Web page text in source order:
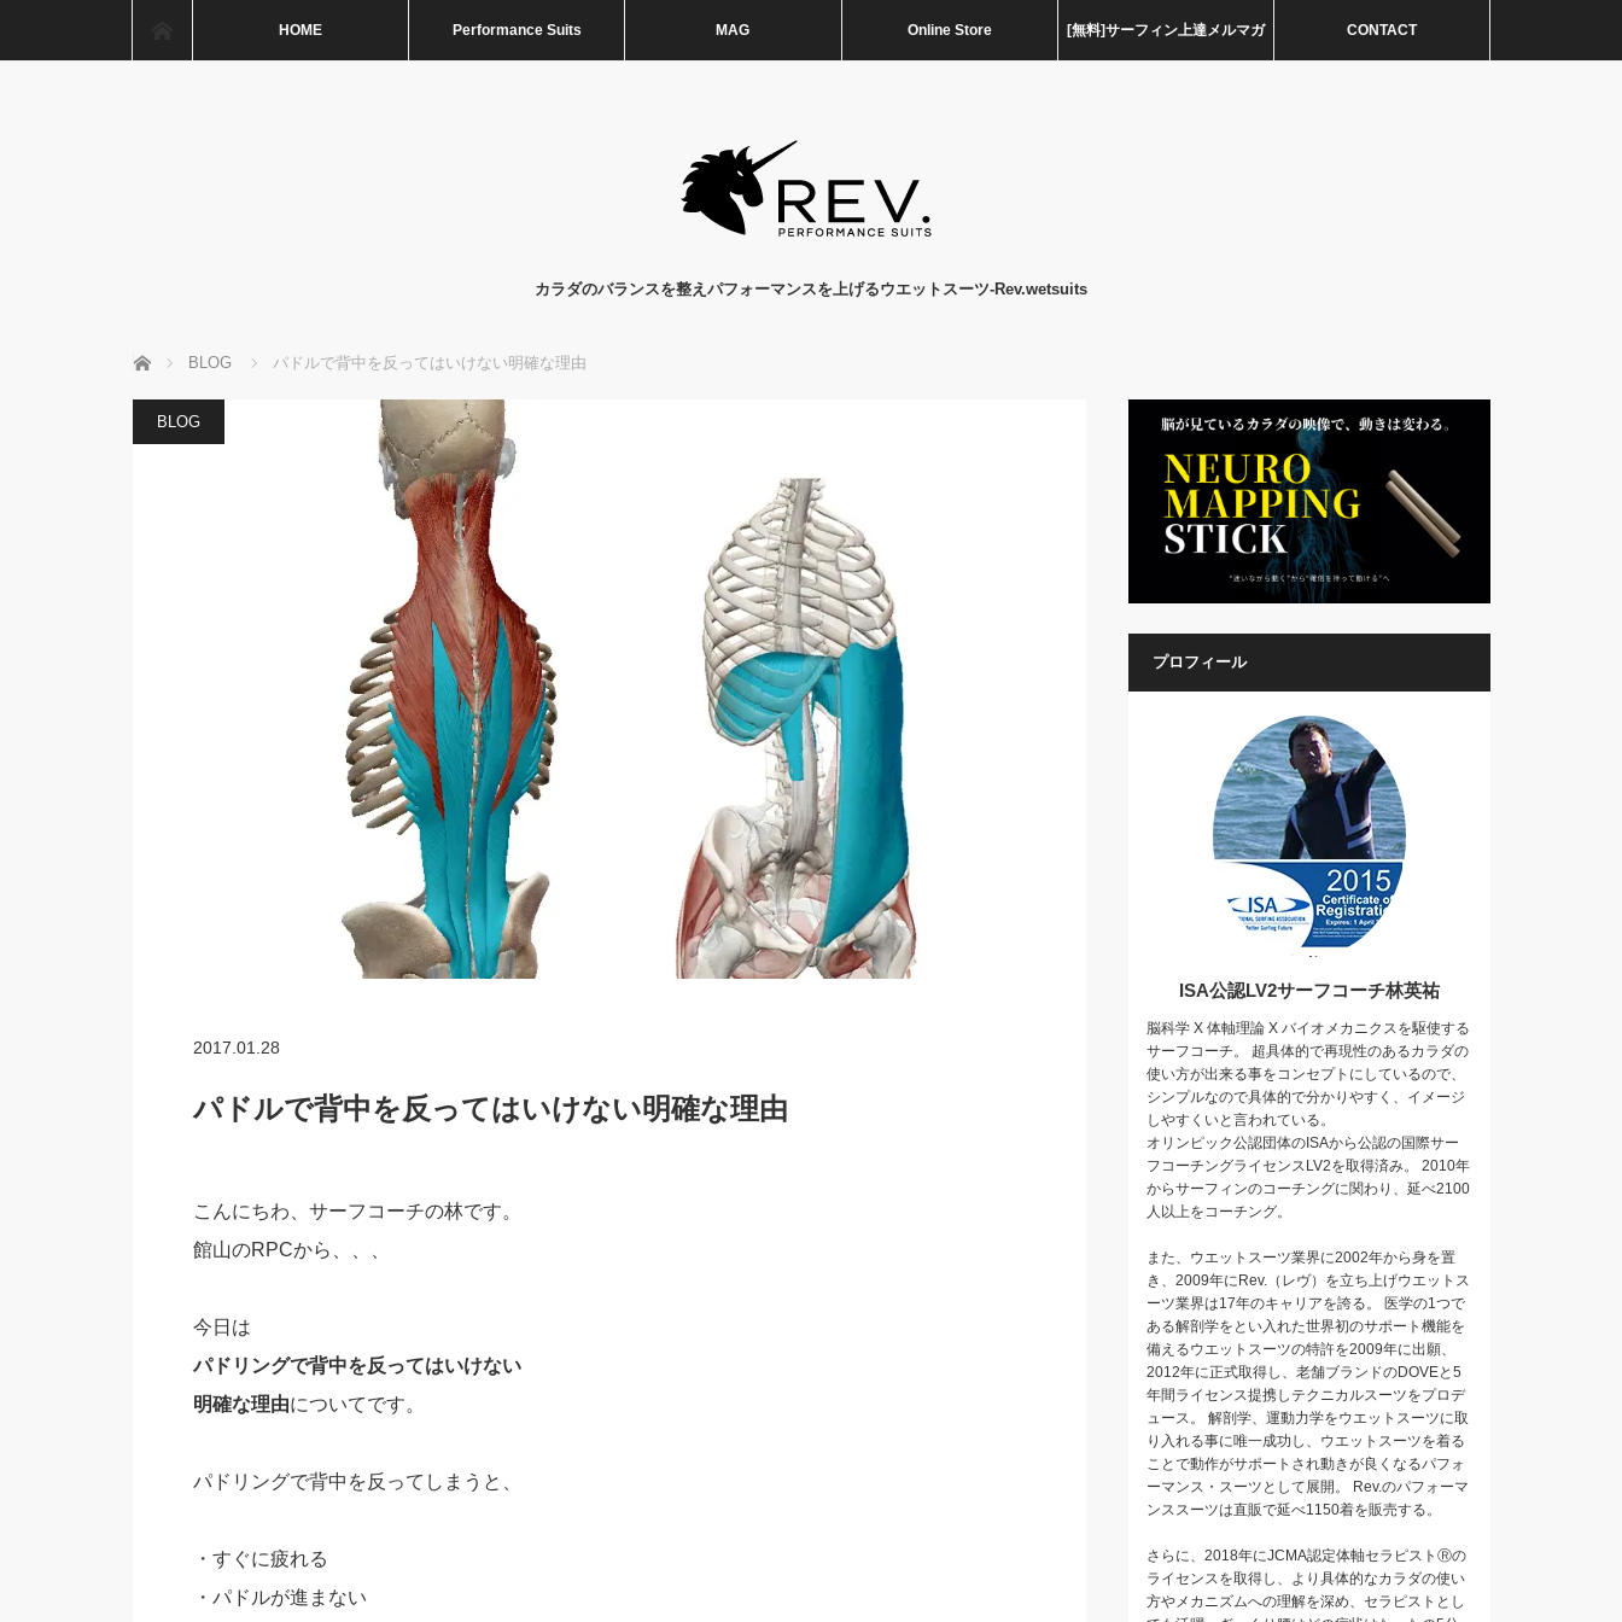
HOME Performance Suits MAG Online Store [無料]サーフィン上達メルマガ CONTACT
カラダのバランスを整えパフォーマンスを上げるウエットスーツ-Rev.wetsuits
ホーム BLOG パドルで背中を反ってはいけない明確な理由
BLOG
2017.01.28
パドルで背中を反ってはいけない明確な理由
こんにちわ、サーフコーチの林です。
館山のRPCから、、、
今日は
パドリングで背中を反ってはいけない
明確な理由についてです。
パドリングで背中を反ってしまうと、
・すぐに疲れる
・パドルが進まない
プロフィール
ISA公認LV2サーフコーチ林英祐
脳科学 X 体軸理論 X バイオメカニクスを駆使する
サーフコーチ。 超具体的で再現性のあるカラダの
使い方が出来る事をコンセプトにしているので、
シンプルなので具体的で分かりやすく、イメージ
しやすくいと言われている。
オリンピック公認団体のISAから公認の国際サー
フコーチングライセンスLV2を取得済み。 2010年
からサーフィンのコーチングに関わり、延べ2100
人以上をコーチング。
また、ウエットスーツ業界に2002年から身を置
き、2009年にRev.（レヴ）を立ち上げウエットス
ーツ業界は17年のキャリアを誇る。 医学の1つで
ある解剖学をとい入れた世界初のサポート機能を
備えるウエットスーツの特許を2009年に出願、
2012年に正式取得し、老舗ブランドのDOVEと5
年間ライセンス提携しテクニカルスーツをプロデ
ュース。 解剖学、運動力学をウエットスーツに取
り入れる事に唯一成功し、ウエットスーツを着る
ことで動作がサポートされ動きが良くなるパフォ
ーマンス・スーツとして展開。 Rev.のパフォーマ
ンススーツは直販で延べ1150着を販売する。
さらに、2018年にJCMA認定体軸セラピストⓇの
ライセンスを取得し、より具体的なカラダの使い
方やメカニズムへの理解を深め、セラピストとし